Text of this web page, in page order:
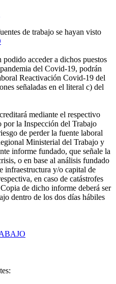
de trabajo se hayan visto
podido acceder a dichos puestos
del Covid-19, podrán
Reactivación Covid-19 del
señaladas en el literal c) del
mediante el respectivo
la Inspección del Trabajo
de perder la fuente laboral
Ministerial del Trabajo y
informe fundado, que señale la
o en base al análisis fundado
infraestructura y/o capital de
en caso de catástrofes
de dicho informe deberá ser
dentro de los dos días hábiles